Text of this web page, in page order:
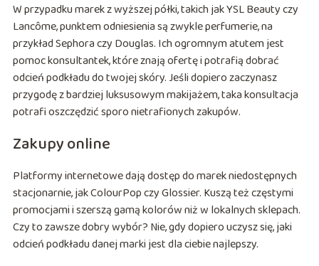
W przypadku marek z wyższej półki, takich jak YSL Beauty czy
Lancôme, punktem odniesienia są zwykle perfumerie, na
przykład Sephora czy Douglas. Ich ogromnym atutem jest
pomoc konsultantek, które znają ofertę i potrafią dobrać
odcień podkładu do twojej skóry. Jeśli dopiero zaczynasz
przygodę z bardziej luksusowym makijażem, taka konsultacja
potrafi oszczędzić sporo nietrafionych zakupów.
Zakupy online
Platformy internetowe dają dostęp do marek niedostępnych
stacjonarnie, jak ColourPop czy Glossier. Kuszą też częstymi
promocjami i szerszą gamą kolorów niż w lokalnych sklepach.
Czy to zawsze dobry wybór? Nie, gdy dopiero uczysz się, jaki
odcień podkładu danej marki jest dla ciebie najlepszy.